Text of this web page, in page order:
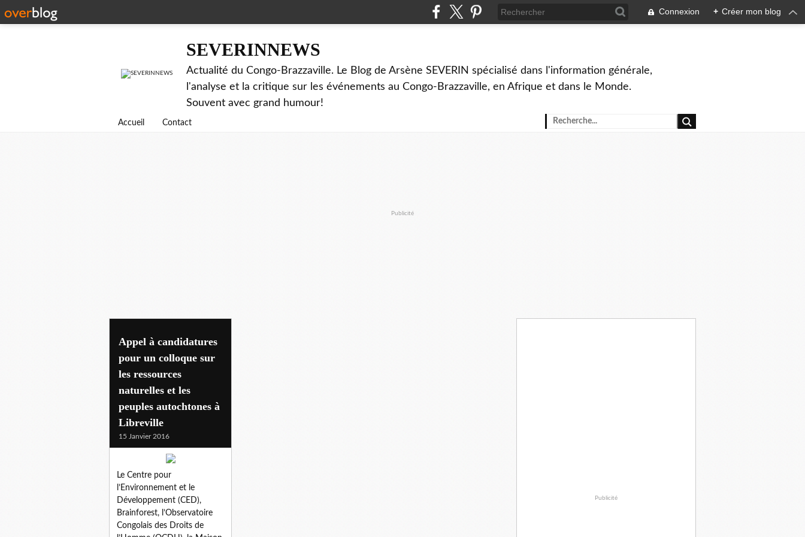
Connexion + Créer mon blog
SEVERINNEWS
Actualité du Congo-Brazzaville. Le Blog de Arsène SEVERIN spécialisé dans l'information générale,
l'analyse et la critique sur les événements au Congo-Brazzaville, en Afrique et dans le Monde.
Souvent avec grand humour!
Accueil Contact
Publicité
verdir
Appel à candidatures
pour un colloque sur
les ressources
naturelles et les
peuples autochtones à
Libreville
15 Janvier 2016
Le Centre pour
l’Environnement et le
Développement (CED),
Brainforest, l’Observatoire
Congolais des Droits de
Publicité